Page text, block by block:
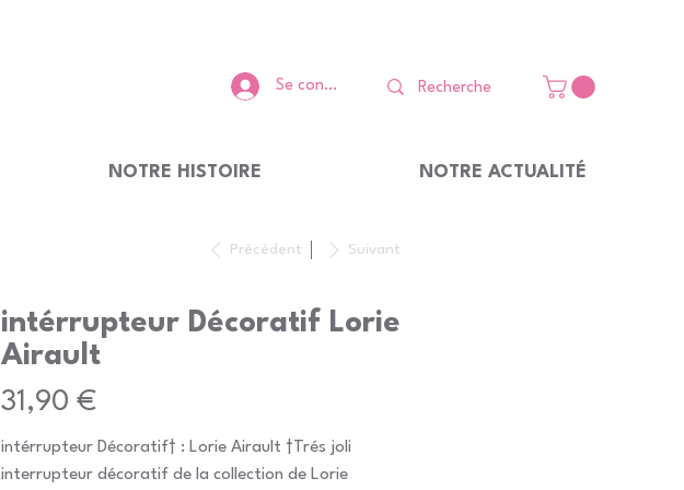
Se connecter
NOTRE HISTOIRE NOTRE ACTUALITÉ
Précédent Suivant
intérrupteur Décoratif Lorie
Airault
Prix
31,90 €
intérrupteur Décoratif† : Lorie Airault †Trés joli
interrupteur décoratif de la collection de Lorie